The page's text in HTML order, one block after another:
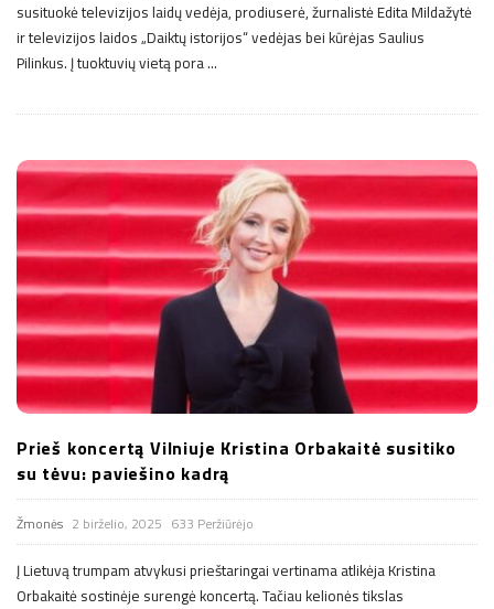
susituokė televizijos laidų vedėja, prodiuserė, žurnalistė Edita Mildažytė
ir televizijos laidos „Daiktų istorijos“ vedėjas bei kūrėjas Saulius
Pilinkus. Į tuoktuvių vietą pora…
Prieš koncertą Vilniuje Kristina Orbakaitė susitiko
su tėvu: paviešino kadrą
Žmonės 2 birželio, 2025 633 Peržiūrėjo
Į Lietuvą trumpam atvykusi prieštaringai vertinama atlikėja Kristina
Orbakaitė sostinėje surengė koncertą. Tačiau kelionės tikslas